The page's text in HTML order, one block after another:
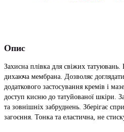
Опис
Захисна плівка для свіжих татуювань.
дихаюча мембрана. Дозволяє
додаткового застосування кремів і
доступ кисню до татуйованої шкіри.
та зовнішніх забруднень. Зберігає
загоєння. Тонка та еластична, не